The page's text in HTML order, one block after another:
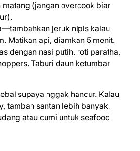
matang (jangan overcook biar
jeruk nipis kalau
Matikan api, diamkan 5 menit.
dengan nasi putih, roti paratha,
Taburi daun ketumbar
supaya nggak hancur. Kalau
tambah santan lebih banyak.
atau cumi untuk seafood